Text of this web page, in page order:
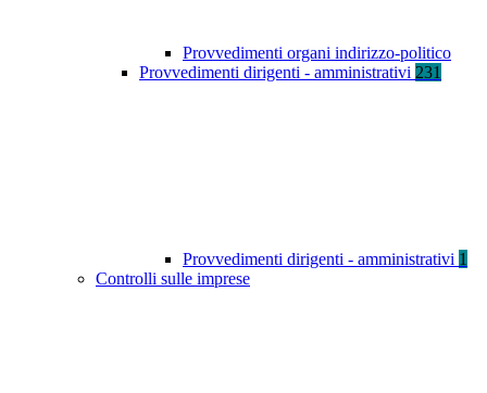
Provvedimenti organi indirizzo-politico
Provvedimenti dirigenti - amministrativi 231
Provvedimenti dirigenti - amministrativi 1
Controlli sulle imprese